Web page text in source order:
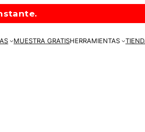
MUESTRA GRATISHERRAMIENTAS